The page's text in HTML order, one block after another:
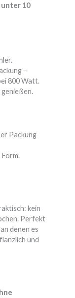
unter 10
–
800 Watt.
genießen.
Packung
kein
Perfekt
denen es
und